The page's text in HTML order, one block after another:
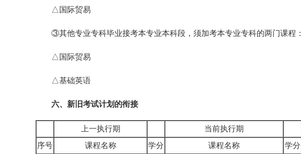
△国际贸易
③其他专业专科毕业接考本专业本科段，须加考本专业专科的两门课程：
△国际贸易
△基础英语
六、新旧考试计划的衔接
上一执行期
当前执行期
序号
课程名称 学分 课程名称
学分